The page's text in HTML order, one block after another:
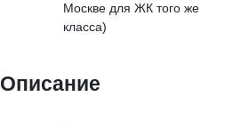
Москве для ЖК того же
класса)
Описание